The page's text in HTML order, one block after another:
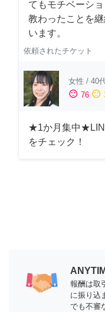
てもモチベーシ
教わったことを
います。
依頼されたチケット
女性 / 40
sentiment_satisfied 76 sentiment_neutral
★1か月集中
をチェック！
報酬は取
に振り込
でも不審